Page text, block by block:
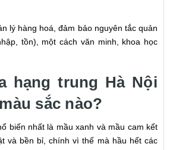
lý hàng hoá, đảm bảo nguyên tắc quản
tồn), một cách văn minh, khoa học
hạng trung Hà Nội
sắc nào?
biến nhất là mầu xanh và mầu cam kết
và bền bỉ, chính vì thế mà hầu hết các